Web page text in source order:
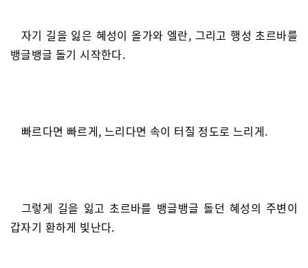
자기 길을 잃은 혜성이 올가와 엘란, 그리고 행성 초르바를
뱅글뱅글 돌기 시작한다.
빠르다면 빠르게, 느리다면 속이 터질 정도로 느리게.
그렇게 길을 잃고 초르바를 뱅글뱅글 돌던 혜성의 주변이
갑자기 환하게 빛난다.